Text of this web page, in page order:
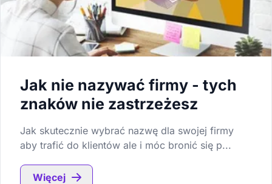
Jak nie nazywać firmy - tych
znaków nie zastrzeżesz
Jak skutecznie wybrać nazwę dla swojej firmy
aby trafić do klientów ale i móc bronić się p...
Więcej